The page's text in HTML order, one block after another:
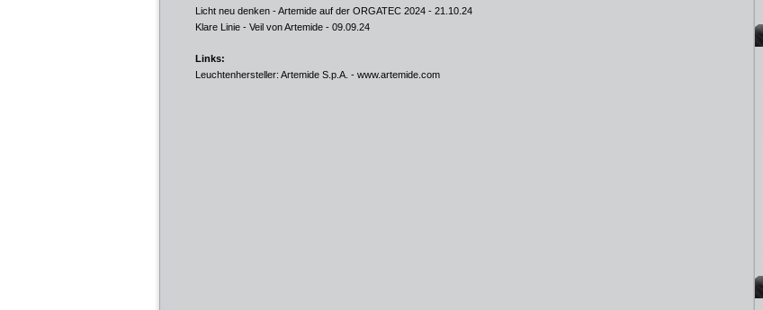
Licht neu denken - Artemide auf der ORGATEC 2024 - 21.10.24
Klare Linie - Veil von Artemide - 09.09.24
Links:
Leuchtenhersteller: Artemide S.p.A. - www.artemide.com